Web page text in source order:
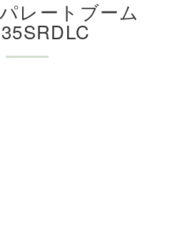
レートブーム